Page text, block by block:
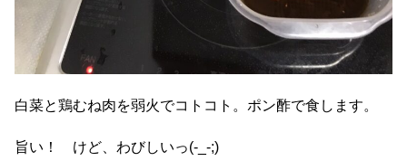
白菜と鶏むね肉を弱火でコトコト。ポン酢で食します。
旨い！ けど、わびしいっ(-_-;)